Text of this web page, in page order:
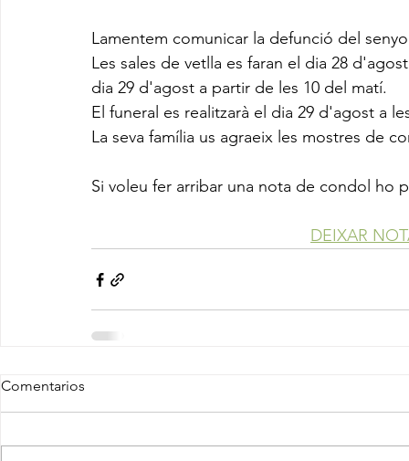
Lamentem comunicar la defunció del
Les sales de vetlla es faran el dia 28
dia 29 d'agost a partir de les 10 del matí.
El funeral es realitzarà el dia 29 d'agost a
La seva família us agraeix les mostres de
Si voleu fer arribar una nota de condol ho
DEIXAR
Comentarios